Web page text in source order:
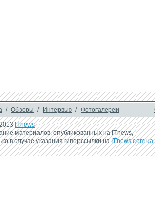
/ Обзоры / Интервью / Фотогалереи
ITnews
материалов, опубликованных на ITnews,
в случае указания гиперссылки наITnews.com.ua